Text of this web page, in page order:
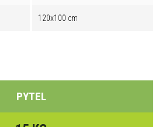
120x100 cm
PYTEL